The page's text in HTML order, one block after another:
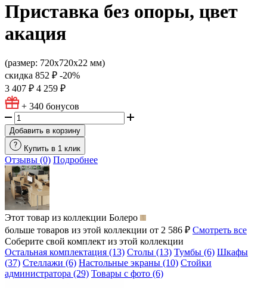
Приставка без опоры, цвет
акация
(размер: 720х720х22 мм)
скидка 852 ₽ -20%
3 407 ₽ 4 259 ₽
+ 340 бонусов
Добавить в корзину
Купить в 1 клик
Отзывы (0) Подробнее
Этот товар из коллекции Болеро
больше товаров из этой коллекции от 2 586 ₽ Смотреть все
Соберите свой комплект из этой коллекции
Остальная комплектация (13) Столы (13) Тумбы (6) Шкафы
(37) Стеллажи (6) Настольные экраны (10) Стойки
администратора (29) Товары с фото (6)